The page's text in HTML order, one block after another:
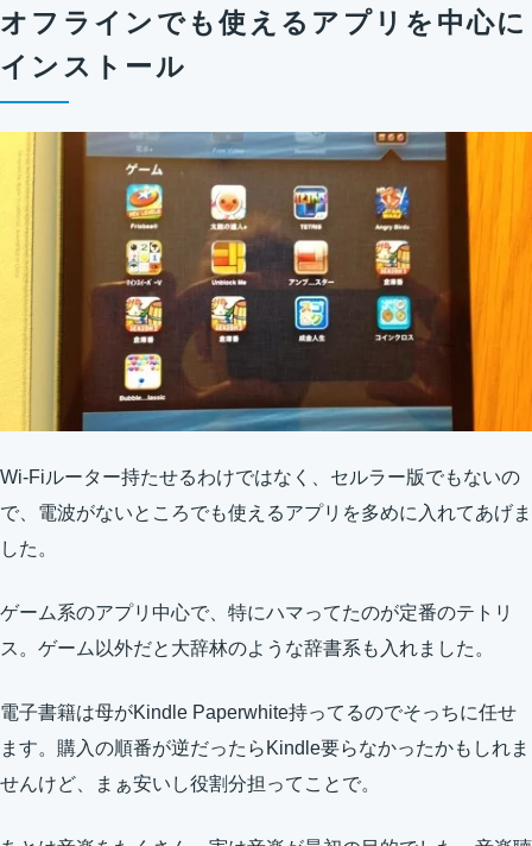
オフラインでも使えるアプリを中心に
インストール
Wi-Fiルーター持たせるわけではなく、セルラー版でもないの
で、電波がないところでも使えるアプリを多めに入れてあげま
した。
ゲーム系のアプリ中心で、特にハマってたのが定番のテトリ
ス。ゲーム以外だと大辞林のような辞書系も入れました。
電子書籍は母がKindle Paperwhite持ってるのでそっちに任せ
ます。購入の順番が逆だったらKindle要らなかったかもしれま
せんけど、まぁ安いし役割分担ってことで。